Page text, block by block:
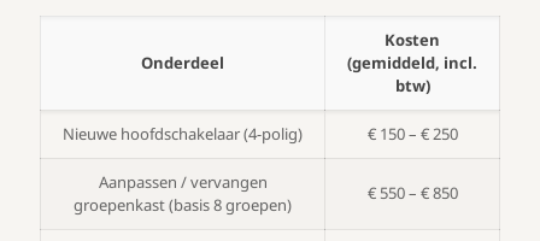
Onderdeel
Kosten
(gemiddeld, incl.
btw)
Nieuwe hoofdschakelaar (4-polig) € 150 – € 250
Aanpassen / vervangen
groepenkast (basis 8 groepen)
€ 550 – € 850